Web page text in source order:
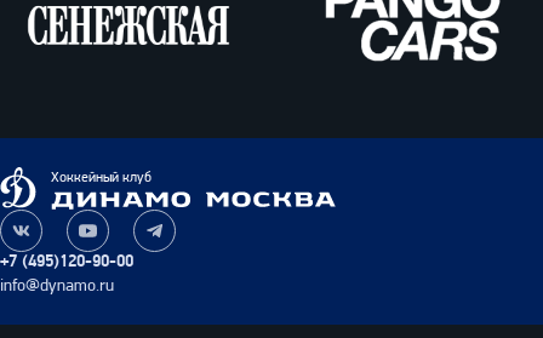
Cars
Динамо
Москва
Хоккейный клуб
+7 (495)120-90-00
info@dynamo.ru
Наша
группа
ВКонтакте
Наш
канал
на
Наш
канал